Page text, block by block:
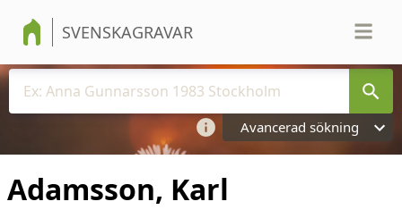
SVENSKAGRAVAR
Avancerad sökning
Adamsson, Karl